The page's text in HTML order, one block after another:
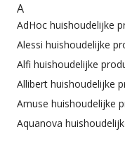
A
AdHoc huishoudelijke
Alessi huishoudelijke
Alfi huishoudelijke
Allibert huishoudelijke
Amuse huishoudelijke
Aquanova